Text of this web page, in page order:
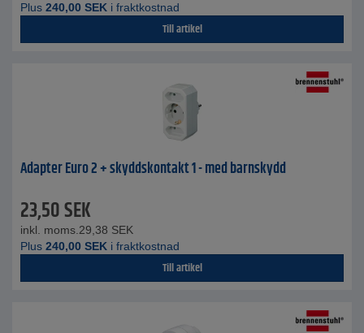
Plus 240,00 SEK i fraktkostnad
Till artikel
Adapter Euro 2 + skyddskontakt 1 - med barnskydd
23,50SEK
inkl. moms. 29,38 SEK
Plus 240,00 SEK i fraktkostnad
Till artikel